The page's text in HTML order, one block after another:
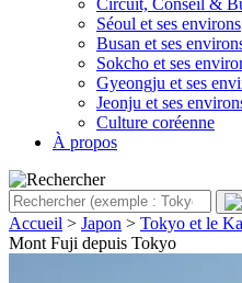
Circuit, Conseil &
Séoul et ses environs
Busan et ses
Sokcho et ses
Gyeongju et ses
Jeonju et ses
Culture coréenne
À propos
Accueil > Japon > Tokyo et le
Mont Fuji depuis Tokyo